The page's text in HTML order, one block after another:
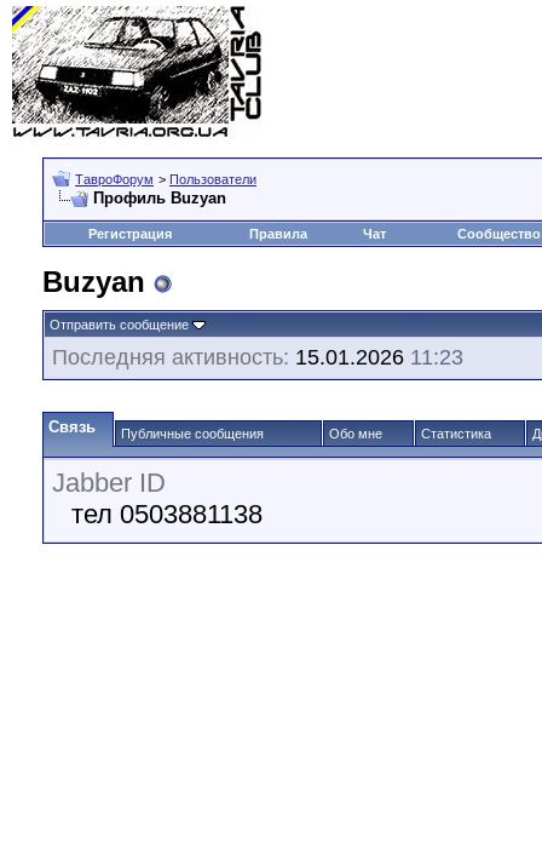
ТавроФорум > Пользователи
Профиль Buzyan
Регистрация Правила Чат Сообщество
Buzyan
Отправить сообщение
Последняя активность: 15.01.2026 11:23
Связь Публичные сообщения Обо мне Статистика
Jabber ID
тел 0503881138